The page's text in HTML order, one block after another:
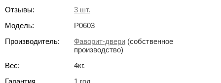
Отзывы:
3 шт.
Модель:
Р0603
Производитель:
Фаворит-двери (собственное
производство)
Вес:
4кг.
Гарантия
1 год